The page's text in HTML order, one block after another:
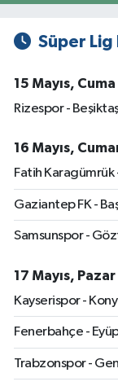
Süper Lig
15 Mayıs, Cuma
Rizespor -
16 Mayıs,
Fatih Karagümrük
Gaziantep FK -
Samsunspor -
17 Mayıs, Pazar
Kayserispor -
Fenerbahçe -
Trabzonspor -